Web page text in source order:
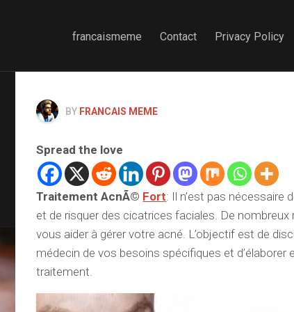
francaismeme Contact Privacy Policy
BY FRANCAIS MEME
Spread the love
Traitement AcnÃ© Fort: Il n’est pas nécessaire
et de risquer des cicatrices faciales. De
vous aider à gérer votre acné. L’objectif est de
médecin de vos besoins spécifiques et d’élaborer
traitement.